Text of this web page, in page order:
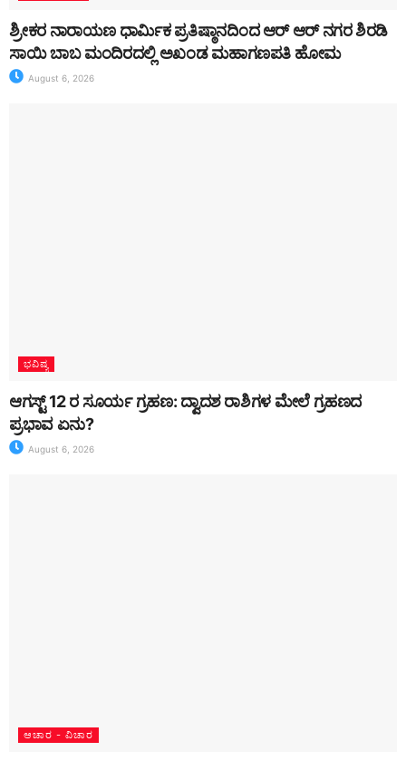
ಶ್ರೀಕರ ನಾರಾಯಣ ಧಾರ್ಮಿಕ ಪ್ರತಿಷ್ಠಾನದಿಂದ ಆರ್ ಆರ್ ನಗರ ಶಿರಡಿ
ಸಾಯಿ ಬಾಬ ಮಂದಿರದಲ್ಲಿ ಅಖಂಡ ಮಹಾಗಣಪತಿ ಹೋಮ
August 6, 2026
ಭವಿಷ್ಯ
ಆಗಸ್ಟ್ 12 ರ ಸೂರ್ಯ ಗ್ರಹಣ: ದ್ವಾದಶ ರಾಶಿಗಳ ಮೇಲೆ ಗ್ರಹಣದ
ಪ್ರಭಾವ ಏನು?
August 6, 2026
ಆಚಾರ - ವಿಚಾರ